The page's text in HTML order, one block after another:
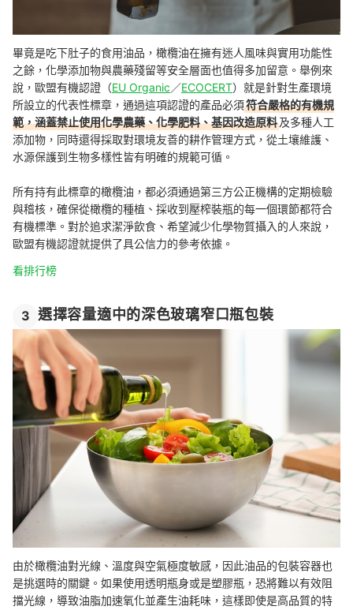
畢竟是吃下肚子的食用油品，橄欖油在擁有迷人風味與實用功能性
之餘，化學添加物與農藥殘留等安全層面也值得多加留意。舉例來
說，歐盟有機認證（EU Organic ／ECOCERT）就是針對生產環境
所設立的代表性標章，通過這項認證的產品必須符合嚴格的有機規
範，涵蓋禁止使用化學農藥、化學肥料、基因改造原料及多種人工
添加物，同時還得採取對環境友善的耕作管理方式，從土壤維護、
水源保護到生物多樣性皆有明確的規範可循。
所有持有此標章的橄欖油，都必須通過第三方公正機構的定期檢驗
與稽核，確保從橄欖的種植、採收到壓榨裝瓶的每一個環節都符合
有機標準。對於追求潔淨飲食、希望減少化學物質攝入的人來說，
歐盟有機認證就提供了具公信力的參考依據。
看排行榜
3 選擇容量適中的深色玻璃窄口瓶包裝
由於橄欖油對光線、溫度與空氣極度敏感，因此油品的包裝容器也
是挑選時的關鍵。如果使用透明瓶身或是塑膠瓶，恐將難以有效阻
擋光線，導致油脂加速氧化並產生油耗味，這樣即使是高品質的特